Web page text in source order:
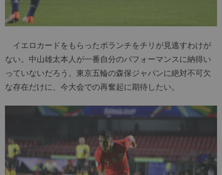
イエロカードをもらったボランチをチリが見逃すわけが
ない。中山雄太本人が一番自分のパフォーマンスに納得い
っていないだろう。東京五輪の森保ジャパンに絶対不可欠
な存在だけに、今大会での再奮起に期待したい。